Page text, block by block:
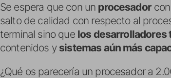
Se espera que con un procesadorcon
salto de calidad con respecto al
terminal sino que los desarrolladores
contenidos y sistemas aún más
¿Qué os parecería un procesador a